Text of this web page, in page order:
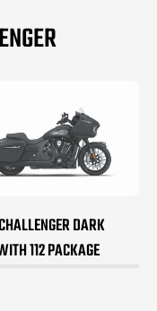
DARK
112 PACKAGE